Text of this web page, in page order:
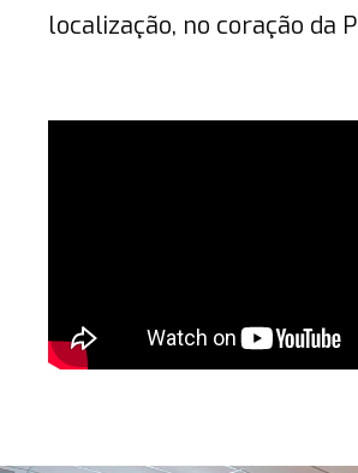
localização, no coração da